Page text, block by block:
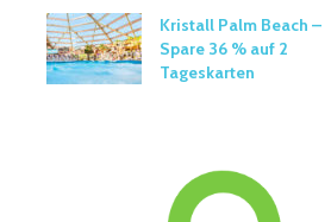
Kristall Palm Beach –
Spare 36 % auf 2
Tageskarten